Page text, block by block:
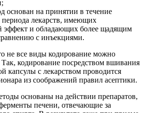
основан на принятии в течение
периода лекарств, имеющих
эффект и обладающих более щадящим
с инъекциями.
не все виды кодирование можно
Так, кодирование посредством вшивания
капсулы с лекарством проводится
из соображений правил асептики.
основаны на действии препаратов,
печени, отвечающие за